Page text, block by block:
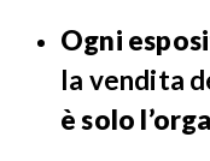
Ogni
la vendita
è solo